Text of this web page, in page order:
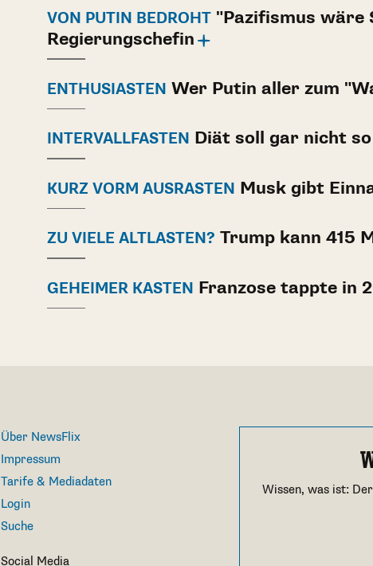
VON PUTIN BEDROHT "Pazifismus wäre
Regierungschefin
ENTHUSIASTEN Wer Putin aller zum
INTERVALLFASTEN Diät soll gar nicht
KURZ VORM AUSRASTEN Musk gibt
ZU VIELE ALTLASTEN? Trump kann 415
GEHEIMER KASTEN Franzose tappte in
Über NewsFlix
Impressum
Tarife & Mediadaten
Login
Suche
Social Media
Wissen, was ist: